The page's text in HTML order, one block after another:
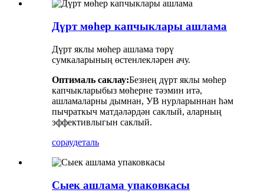
Дүрт мөһер капчыклары ашлама
Дүрт яклы мөһер ашлама төрү
сумкаларының өстенлекләрен ачу.
Оптималь саклау:Безнең дүрт яклы мөһер
капчыкларыбыз мөһерне тәэмин итә,
ашламаларны дымнан, УВ нурларыннан һәм
пычраткыч матдәләрдән саклый, аларның
эффективлыгын саклый.
сораудеталь
Сыек ашлама упаковкасы